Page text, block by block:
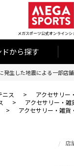
メガスポーツ公式オンラインシ
ドから探す
発生した地震による一部店
ニス > アクセサリー
> アクセサリー・雑
> アクセサリー・雑貨
店